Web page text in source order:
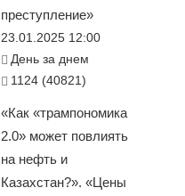
преступление»
23.01.2025 12:00
День за днем
1124 (40821)
«Как «трампономика
2.0» может повлиять
на нефть и
Казахстан?». «Цены